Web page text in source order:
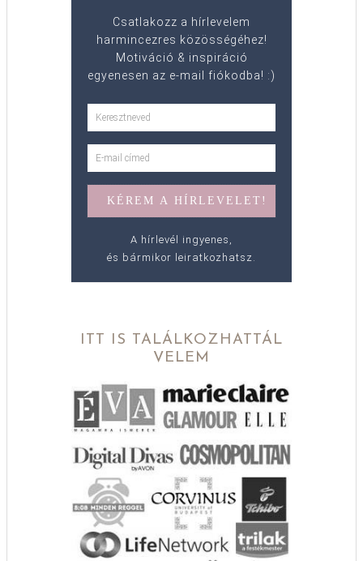
Csatlakozz a hírlevelem
harmincezres közösségéhez!
Motiváció & inspiráció
egyenesen az e-mail fiókodba! :)
A hírlevél ingyenes,
és bármikor leiratkozhatsz.
ITT IS TALÁLKOZHATTÁL
VELEM